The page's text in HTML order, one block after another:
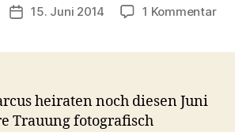
Beitragsdatum
15. Juni 2014 1 Kommentarzu
heiraten noch diesen Juni
Trauung fotografisch